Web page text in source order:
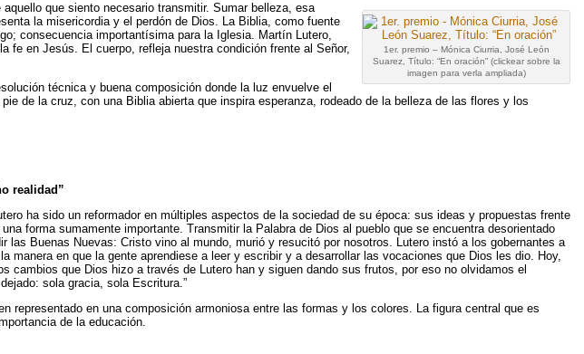
1er. premio – Mónica Ciurria, José León
Suarez, Título: “En oración” (clickear sobre la
imagen para verla ampliada)
que siento necesario transmitir. Sumar belleza, esa
la misericordia y el perdón de Dios. La Biblia, como fuente
consecuencia importantísima para la Iglesia. Martín Lutero,
fe en Jesús. El cuerpo, refleja nuestra condición frente al Señor,
técnica y buena composición donde la luz envuelve el
de la cruz, con una Biblia abierta que inspira esperanza, rodeado de la belleza de las flores y los
realidad”
ha sido un reformador en múltiples aspectos de la sociedad de su época: sus ideas y propuestas frente
forma sumamente importante. Transmitir la Palabra de Dios al pueblo que se encuentra desorientado
las Buenas Nuevas: Cristo vino al mundo, murió y resucitó por nosotros. Lutero instó a los gobernantes a
manera en que la gente aprendiese a leer y escribir y a desarrollar las vocaciones que Dios les dio. Hoy,
cambios que Dios hizo a través de Lutero han y siguen dando sus frutos, por eso no olvidamos el
sola gracia, sola Escritura.”
representado en una composición armoniosa entre las formas y los colores. La figura central que es
de la educación.